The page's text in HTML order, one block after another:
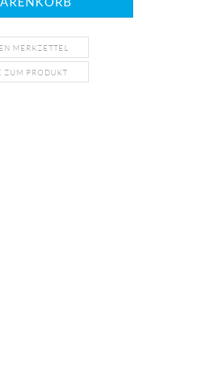
MERKZETTEL
ZUM PRODUKT